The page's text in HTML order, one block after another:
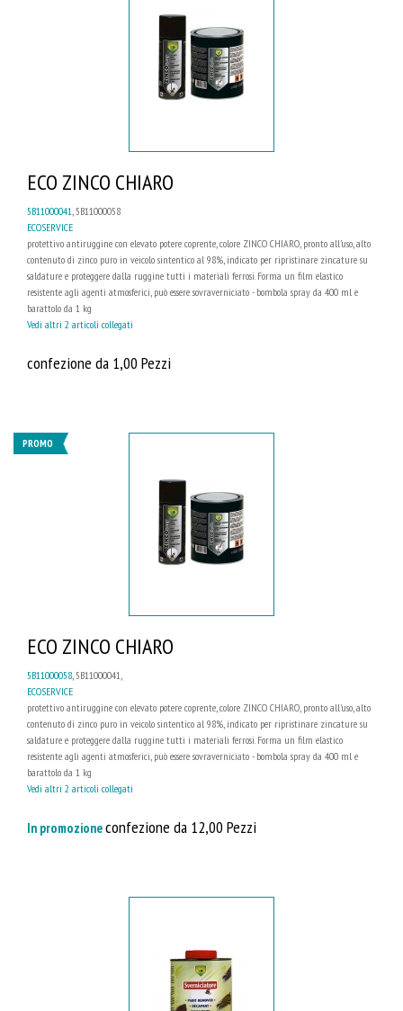
ECO ZINCO CHIARO
5B11000041 , 5B11000058
ECOSERVICE
protettivo antiruggine con elevato potere coprente, colore ZINCO CHIARO, pronto all'uso, alto
contenuto di zinco puro in veicolo sintentico al 98%, indicato per ripristinare zincature su
saldature e proteggere dalla ruggine tutti i materiali ferrosi. Forma un film elastico
resistente agli agenti atmosferici, può essere sovraverniciato - bombola spray da 400 ml e
barattolo da 1 kg
Vedi altri 2 articoli collegati
confezione da 1,00 Pezzi
PROMO
ECO ZINCO CHIARO
5B11000058, 5B11000041,
ECOSERVICE
protettivo antiruggine con elevato potere coprente, colore ZINCO CHIARO, pronto all'uso, alto
contenuto di zinco puro in veicolo sintentico al 98%, indicato per ripristinare zincature su
saldature e proteggere dalla ruggine tutti i materiali ferrosi. Forma un film elastico
resistente agli agenti atmosferici, può essere sovraverniciato - bombola spray da 400 ml e
barattolo da 1 kg
Vedi altri 2 articoli collegati
In promozioneconfezione da 12,00 Pezzi